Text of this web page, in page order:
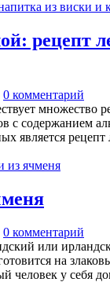
рецепт
0 комментарий
множество
с содержанием
является рецепт
0 комментарий
или
на
человек у себя